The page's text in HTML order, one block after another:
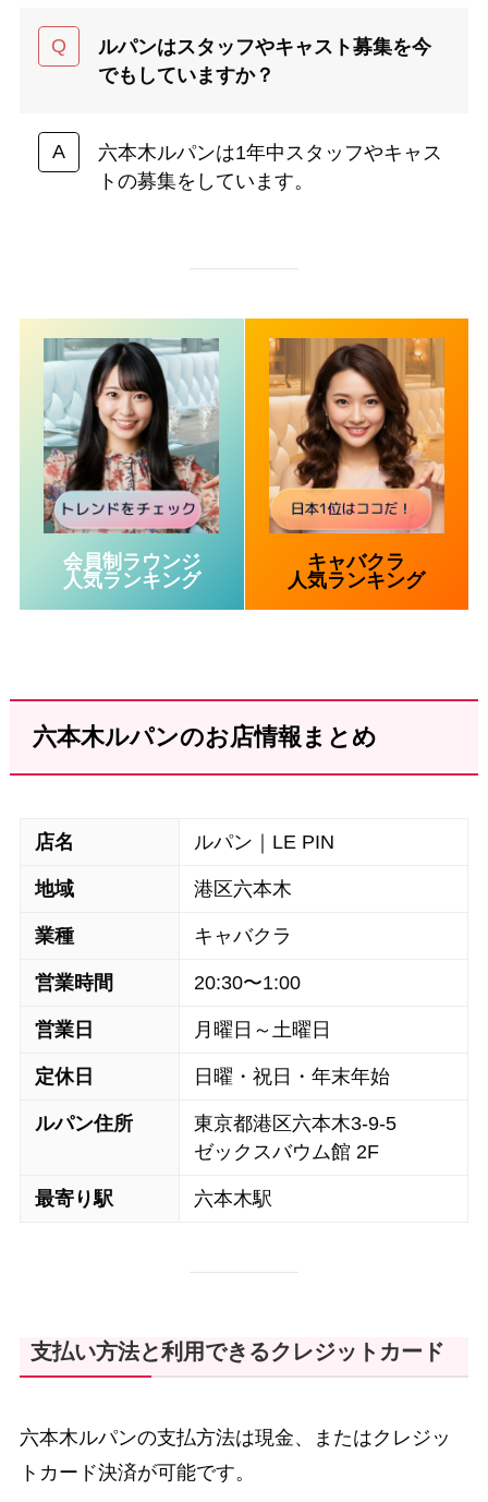
ルパンはスタッフやキャスト募集を今
でもしていますか？
六本木ルパンは1年中スタッフやキャス
トの募集をしています。
会員制ラウンジ
人気ランキング
キャバクラ
人気ランキング
六本木ルパンのお店情報まとめ
店名 ルパン｜LE PIN
地域 港区六本木
業種 キャバクラ
営業時間 20:30〜1:00
営業日 月曜日～土曜日
定休日 日曜・祝日・年末年始
ルパン住所
東京都港区六本木3-9-5
ゼックスバウム館 2F
最寄り駅 六本木駅
支払い方法と利用できるクレジットカード
六本木ルパンの支払方法は現金、またはクレジッ
トカード決済が可能です。